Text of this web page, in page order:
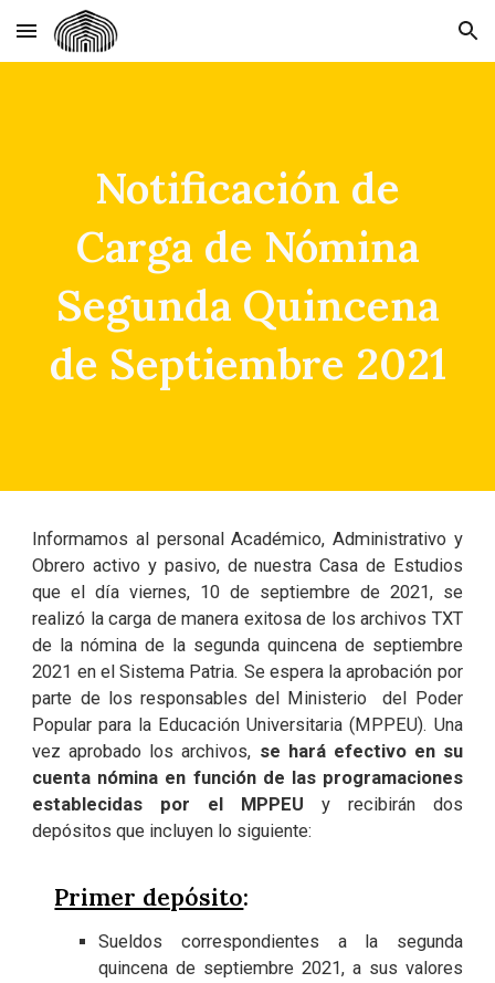
Skip to main content Skip to navigation
Notificación de
Carga de Nómina
Segunda Quincena
de Septiembre 2021
Informamos al personal Académico, Administrativo y
Obrero activo y pasivo, de nuestra Casa de Estudios
que el día viernes, 10 de septiembre de 2021, se
realizó la carga de manera exitosa de los archivos TXT
de la nómina de la segunda quincena de septiembre
2021 en el Sistema Patria. Se espera la aprobación por
parte de los responsables del Ministerio del Poder
Popular para la Educación Universitaria (MPPEU). Una
vez aprobado los archivos, se hará efectivo en su
cuenta nómina en función de las programaciones
establecidas por el MPPEU y recibirán dos
depósitos que incluyen lo siguiente:
Primer depósito:
Sueldos correspondientes a la segunda
quincena de septiembre 2021, a sus valores